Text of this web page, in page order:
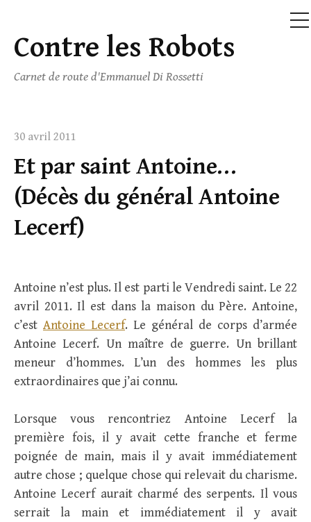
Skip
to
content
Contre les Robots
Carnet de route d'Emmanuel Di Rossetti
30 avril 2011
Et par saint Antoine…
(Décès du général Antoine
Lecerf)
Antoine n’est plus. Il est parti le Vendredi saint. Le 22
avril 2011. Il est dans la maison du Père. Antoine,
c’est Antoine Lecerf. Le général de corps d’armée
Antoine Lecerf. Un maître de guerre. Un brillant
meneur d’hommes. L’un des hommes les plus
extraordinaires que j’ai connu.
Lorsque vous rencontriez Antoine Lecerf la
première fois, il y avait cette franche et ferme
poignée de main, mais il y avait immédiatement
autre chose ; quelque chose qui relevait du charisme.
Antoine Lecerf aurait charmé des serpents. Il vous
serrait la main et immédiatement il y avait